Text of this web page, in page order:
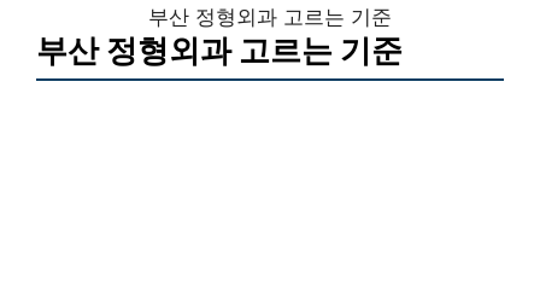
부산 정형외과 고르는 기준
부산 정형외과 고르는 기준